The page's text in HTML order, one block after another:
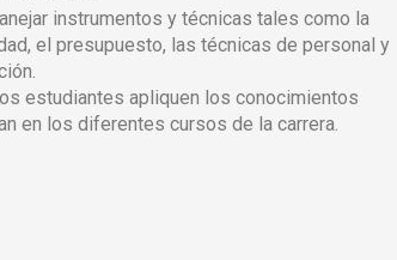
instrumentos y técnicas tales como la
el presupuesto, las técnicas de personal y
estudiantes apliquen los conocimientos
en los diferentes cursos de la carrera.